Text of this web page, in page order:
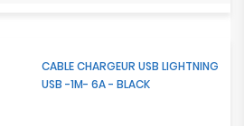
CABLE CHARGEUR USB LIGHTNING
USB -1M- 6A - BLACK